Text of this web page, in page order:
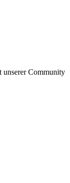
unserer Community